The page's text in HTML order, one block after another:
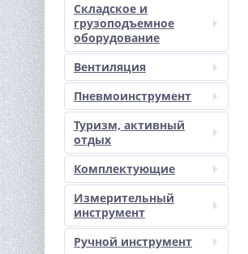
Складское и
грузоподъемное
оборудование
Вентиляция
Пневмоинструмент
Туризм, активный
отдых
Комплектующие
Измерительный
инструмент
Ручной инструмент